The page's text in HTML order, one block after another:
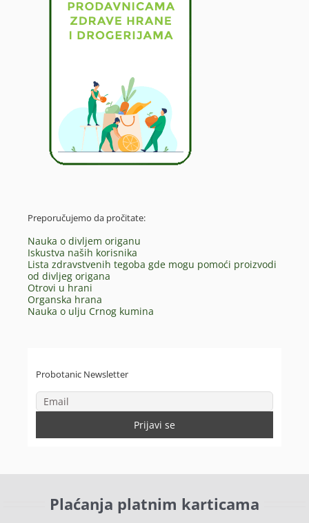
Preporučujemo da pročitate:
Nauka o divljem origanu
Iskustva naših korisnika
Lista zdravstvenih tegoba gde mogu pomoći proizvodi
od divljeg origana
Otrovi u hrani
Organska hrana
Nauka o ulju Crnog kumina
Probotanic Newsletter
Plaćanja platnim karticama